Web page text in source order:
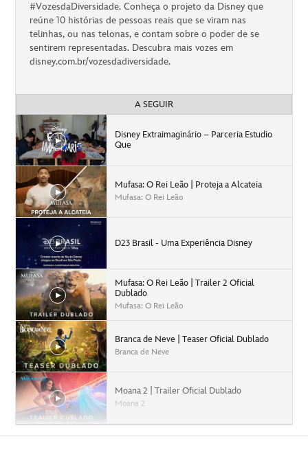
#VozesdaDiversidade. Conheça o projeto da Disney que
reúne 10 histórias de pessoas reais que se viram nas
telinhas, ou nas telonas, e contam sobre o poder de se
sentirem representadas. Descubra mais vozes em
disney.com.br/vozesdadiversidade.
A SEGUIR
Disney Extraimaginário – Parceria Estudio
Que
Mufasa: O Rei Leão | Proteja a Alcateia
Mufasa: O Rei Leão
D23 Brasil - Uma Experiência Disney
Mufasa: O Rei Leão | Trailer 2 Oficial
Dublado
Mufasa: O Rei Leão
Branca de Neve | Teaser Oficial Dublado
Branca de Neve
Moana 2 | Trailer Oficial Dublado
Moana 2
Capitão América: Admirável Mundo Novo |